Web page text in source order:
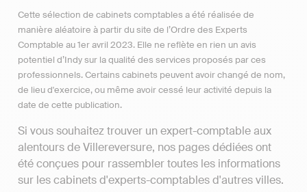
Cette sélection de cabinets comptables a été réalisée de
manière aléatoire à partir du site de l’Ordre des Experts
Comptable au 1er avril 2023. Elle ne reflète en rien un avis
potentiel d’Indy sur la qualité des services proposés par ces
professionnels. Certains cabinets peuvent avoir changé de nom,
de lieu d'exercice, ou même avoir cessé leur activité depuis la
date de cette publication.
Si vous souhaitez trouver un expert-comptable aux
alentours de Villereversure, nos pages dédiées ont
été conçues pour rassembler toutes les informations
sur les cabinets d'experts-comptables d'autres villes.